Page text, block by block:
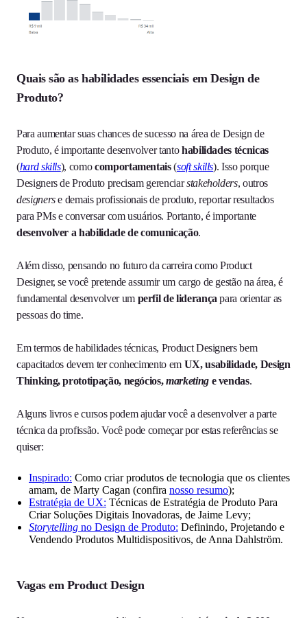
Quais são as habilidades essenciais em Design de
Produto?
Para aumentar suas chances de sucesso na área de Design de
Produto, é importante desenvolver tantohabilidades técnicas
(hard skills), comocomportamentais(soft skills). Isso porque
Designers de Produto precisam gerenciarstakeholders, outros
designerse demais profissionais de produto, reportar resultados
para PMs e conversar com usuários. Portanto, é importante
desenvolver a habilidade de comunicação.
Além disso, pensando no futuro da carreira como Product
Designer, se você pretende assumir um cargo de gestão na área, é
fundamental desenvolver um perfil de liderança para orientar as
pessoas do time.
Em termos de habilidades técnicas, Product Designers bem
capacitados devem ter conhecimento em UX, usabilidade, Design
Thinking, prototipação, negócios,marketing e vendas.
Alguns livros e cursos podem ajudar você a desenvolver a parte
técnica da profissão. Você pode começar por estas referências se
quiser:
Inspirado: Como criar produtos de tecnologia que os clientes
amam, de Marty Cagan (confira nosso resumo);
Estratégia de UX: Técnicas de Estratégia de Produto Para
Criar Soluções Digitais Inovadoras, de Jaime Levy;
Storytelling no Design de Produto: Definindo, Projetando e
Vendendo Produtos Multidispositivos, de Anna Dahlström.
Vagas em Product Design